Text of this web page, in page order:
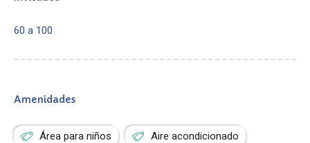
60 a 100
Amenidades
Área para niños Aire acondicionado